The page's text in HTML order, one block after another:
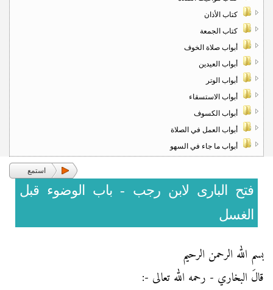
كتاب الأذان
كتاب الجمعة
أبواب صلاة الخوف
أبواب العيدين
أبواب الوتر
أبواب الاستسقاء
أبواب الكسوف
أبواب العمل في الصلاة
أبواب ما جاء في السهو
استمع
فتح البارى لابن رجب - باب الوضوء قبل
الغسل
بسم الله الرحمن الرحيم
قالَ البخاري - رحمه الله تعالى -: